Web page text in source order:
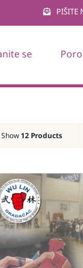
se
Show 12 Products